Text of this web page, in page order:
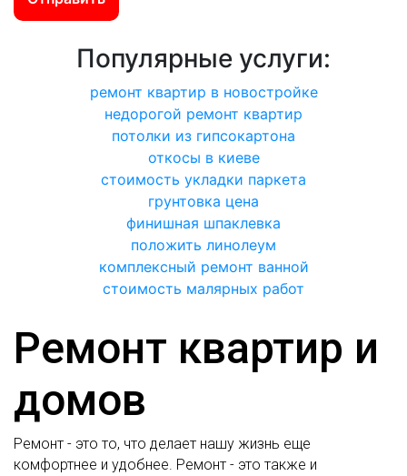
Ремонт квартир и
домов
Ремонт - это то, что делает нашу жизнь еще
комфортнее и удобнее. Ремонт - это также и
Популярные услуги:
ремонт квартир в новостройке
недорогой ремонт квартир
потолки из гипсокартона
откосы в киеве
стоимость укладки паркета
грунтовка цена
финишная шпаклевка
положить линолеум
комплексный ремонт ванной
стоимость малярных работ